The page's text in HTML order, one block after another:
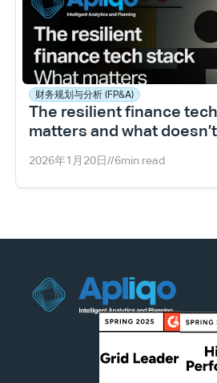
财务规划与分析 (FP&A)
The resilient finance
matters and what
2026年1月20日//6min read